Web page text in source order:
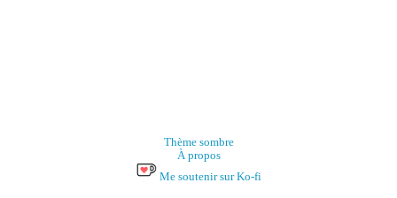
Thème sombre
À propos
Me soutenir sur Ko-fi